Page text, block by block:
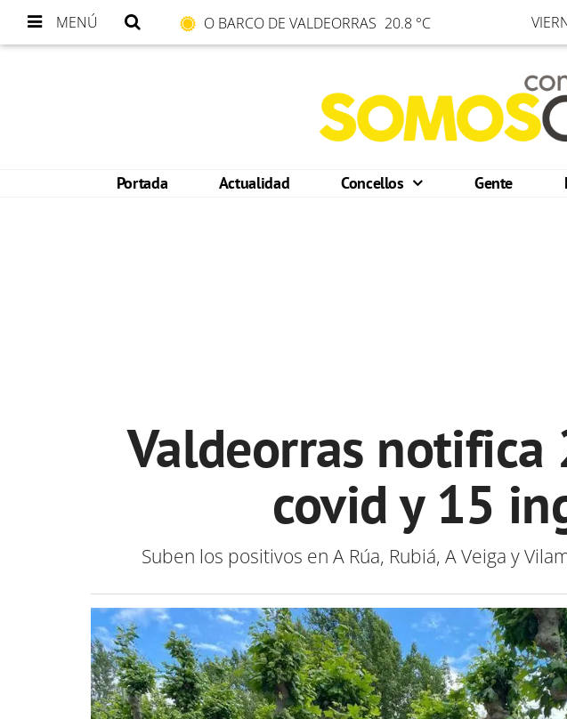
MENÚ O BARCO DE VALDEORRAS 20.8 °C
Portada Actualidad Concellos Gente
Valdeorras notifica
covid y 15
Suben los positivos en A Rúa, Rubiá, A Veiga y